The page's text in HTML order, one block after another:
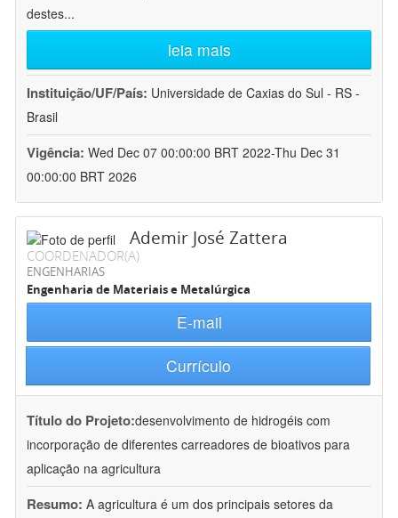
destes...
leia mais
Instituição/UF/País: Universidade de Caxias do Sul - RS -
Brasil
Vigência: Wed Dec 07 00:00:00 BRT 2022-Thu Dec 31
00:00:00 BRT 2026
Ademir José Zattera
COORDENADOR(A)
ENGENHARIAS
Engenharia de Materiais e Metalúrgica
E-mail
Currículo
Título do Projeto:desenvolvimento de hidrogéis com
incorporação de diferentes carreadores de bioativos para
aplicação na agricultura
Resumo: A agricultura é um dos principais setores da